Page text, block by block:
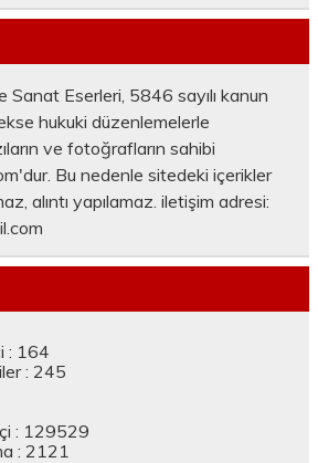
Sanat Eserleri, 5846 sayılı kanun
hukuki düzenlemelerle
ve fotoğrafların sahibi
Bu nedenle sitedeki içerikler
alıntı yapılamaz. iletişim adresi:
: 164
: 245
: 129529
: 2121